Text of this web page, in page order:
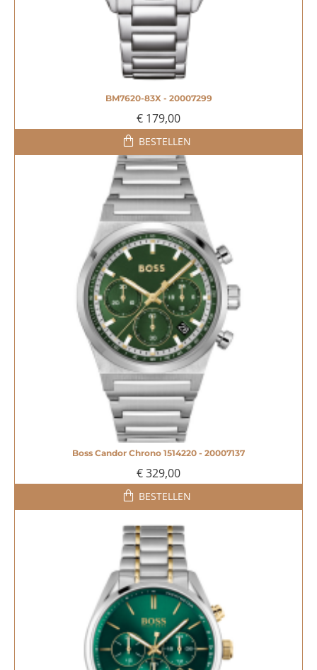
BM7620-83X - 20007299
€ 179,00
BESTELLEN
Boss Candor Chrono 1514220 - 20007137
€ 329,00
BESTELLEN